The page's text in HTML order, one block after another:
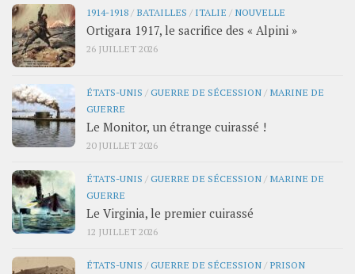
1914-1918 / BATAILLES / ITALIE / NOUVELLE
Ortigara 1917, le sacrifice des « Alpini »
26 JUILLET 2026
ÉTATS-UNIS /GUERRE DE SÉCESSION / MARINE DE
GUERRE
Le Monitor, un étrange cuirassé !
20 JUILLET 2026
ÉTATS-UNIS /GUERRE DE SÉCESSION / MARINE DE
GUERRE
Le Virginia, le premier cuirassé
12 JUILLET 2026
ÉTATS-UNIS /GUERRE DE SÉCESSION / PRISON